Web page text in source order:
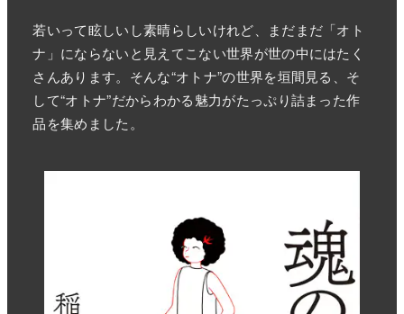
若いって眩しいし素晴らしいけれど、まだまだ「オト
ナ」にならないと見えてこない世界が世の中にはたく
さんあります。そんな“オトナ”の世界を垣間見る、そ
して“オトナ”だからわかる魅力がたっぷり詰まった作
品を集めました。